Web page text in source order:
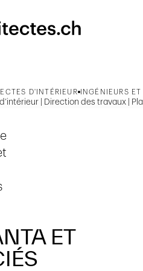
D'INTÉRIEUR INGÉNIEURS
| Direction des travaux |
ET